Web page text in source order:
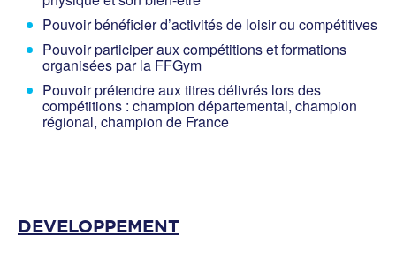
Pouvoir bénéficier d’activités de loisir ou compétitives
Pouvoir participer aux compétitions et formations
organisées par la FFGym
Pouvoir prétendre aux titres délivrés lors des
compétitions : champion départemental, champion
régional, champion de France
DEVELOPPEMENT